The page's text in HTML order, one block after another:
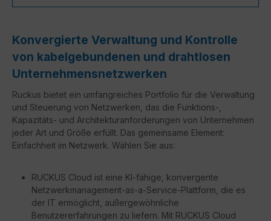
Konvergierte Verwaltung und Kontrolle
von kabelgebundenen und drahtlosen
Unternehmensnetzwerken
Ruckus bietet ein umfangreiches Portfolio für die Verwaltung
und Steuerung von Netzwerken, das die Funktions-,
Kapazitäts- und Architekturanforderungen von Unternehmen
jeder Art und Größe erfüllt. Das gemeinsame Element:
Einfachheit im Netzwerk. Wählen Sie aus:
RUCKUS Cloud ist eine KI-fähige, konvergente
Netzwerkmanagement-as-a-Service-Plattform, die es
der IT ermöglicht, außergewöhnliche
Benutzererfahrungen zu liefern. Mit RUCKUS Cloud